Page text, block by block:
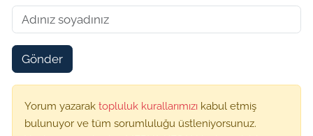
Gönder
Yorum yazarak topluluk kurallarımızı kabul etmiş
bulunuyor ve tüm sorumluluğu üstleniyorsunuz.